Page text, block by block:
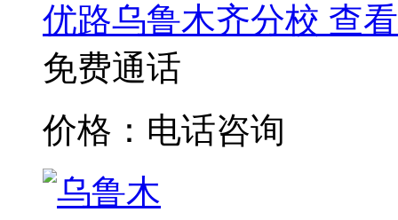
优路乌鲁木齐分校 查
免费通话
价格：电话咨询